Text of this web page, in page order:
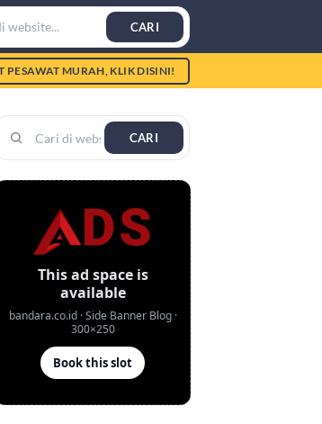
CARI
PESAWAT MURAH, KLIK DISINI!
CARI